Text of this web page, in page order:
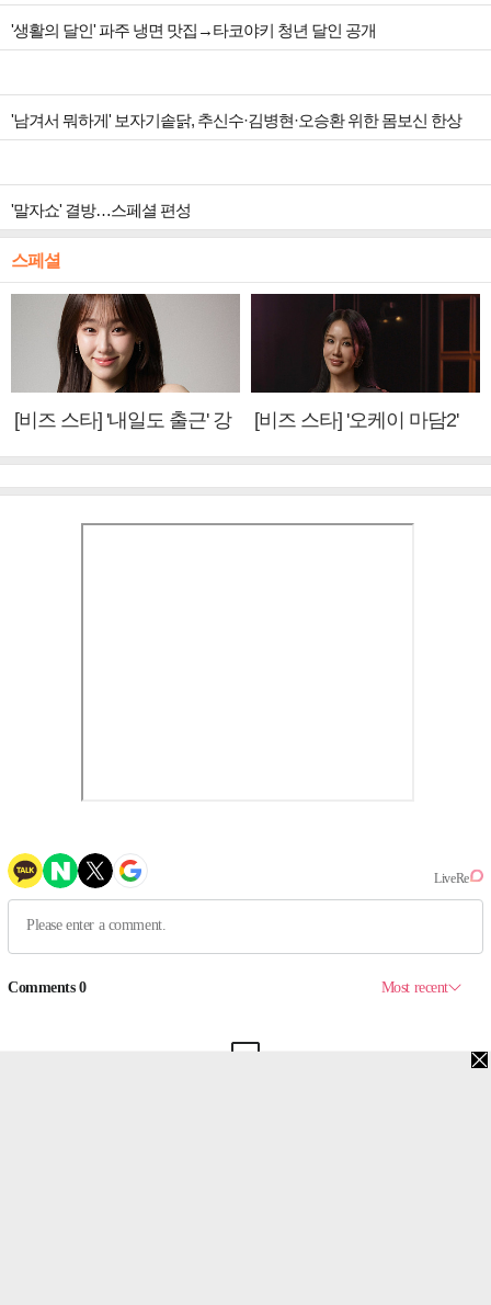
'생활의 달인' 파주 냉면 맛집→타코야키 청년 달인 공개
'남겨서 뭐하게' 보자기솥닭, 추신수·김병현·오승환 위한 몸보신 한상
'말자쇼' 결방…스페셜 편성
스페셜
[비즈 스타] '내일도 출근' 강
[비즈 스타] '오케이 마담2'